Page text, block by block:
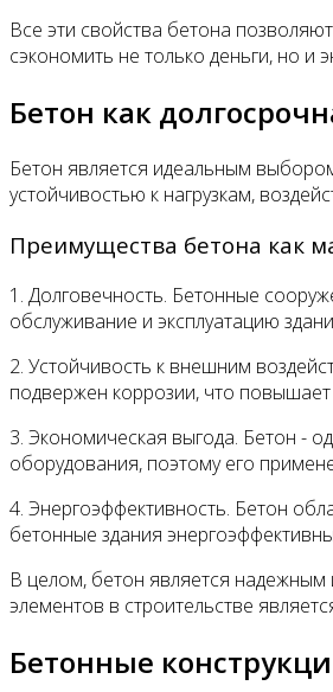
Все эти свойства бетона
сэкономить не только деньги, но и
Бетон как
Бетон является идеальным
устойчивостью к нагрузкам,
Преимущества бетона как
1. Долговечность. Бетонные
обслуживание и эксплуатацию
2. Устойчивость к внешним
подвержен коррозии, что
3. Экономическая выгода. Бетон -
оборудования, поэтому его
4. Энергоэффективность. Бетон
бетонные здания
В целом, бетон является надежным
элементов в строительстве
Бетонные